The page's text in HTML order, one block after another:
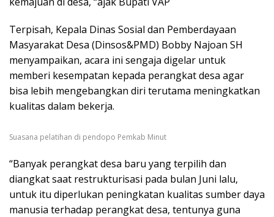
Terpisah, Kepala Dinas Sosial dan Pemberdayaan
Masyarakat Desa (Dinsos&PMD) Bobby Najoan SH
menyampaikan, acara ini sengaja digelar untuk
memberi kesempatan kepada perangkat desa agar
bisa lebih mengebangkan diri terutama meningkatkan
kualitas dalam bekerja.
Suasana pelatihan di pendopo Pemkab Minut
“Banyak perangkat desa baru yang terpilih dan
diangkat saat restrukturisasi pada bulan Juni lalu,
untuk itu diperlukan peningkatan kualitas sumber daya
manusia terhadap perangkat desa, tentunya guna